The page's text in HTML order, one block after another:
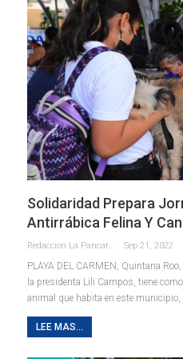
Solidaridad Prepara
Antirrábica Felina Y
Redaccion La Pancarta De Quintana Roo Sep 21, 2022
PLAYA DEL CARMEN, Quintana
la presidenta Lili Campos, tiene
animal que habita en este municipio,
LEE MAS...